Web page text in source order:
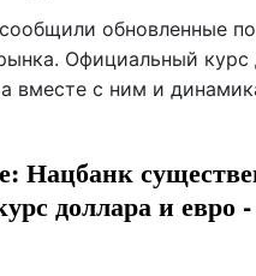
обновленные
Официальный курс
вместе с ним и
Нацбанк
доллара и евро